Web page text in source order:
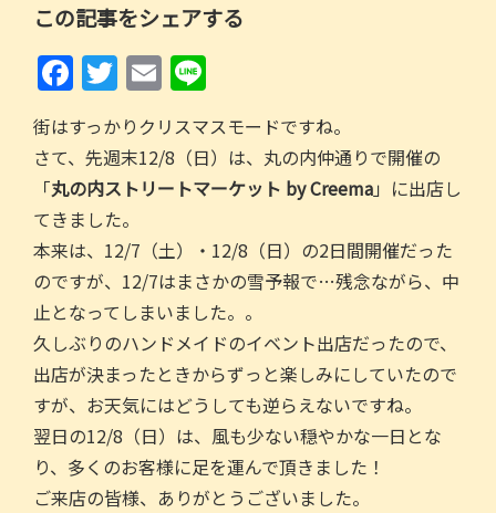
る
この記事をシェアする
F
a
c
e
b
o
o
k
T
w
itt
er
E
m
ai
l
n
e
街はすっかりクリスマスモードですね。
さて、先週末12/8（日）は、丸の内仲通りで開催の
「丸の内ストリートマーケット by Creema」に出店し
てきました。
本来は、12/7（土）・12/8（日）の2日間開催だった
のですが、12/7はまさかの雪予報で…残念ながら、中
止となってしまいました。。
久しぶりのハンドメイドのイベント出店だったので、
出店が決まったときからずっと楽しみにしていたので
すが、お天気にはどうしても逆らえないですね。
翌日の12/8（日）は、風も少ない穏やかな一日とな
り、多くのお客様に足を運んで頂きました！
ご来店の皆様、ありがとうございました。
ー
シ
ョ
ン